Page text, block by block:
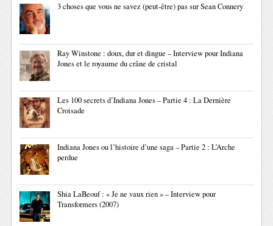
3 choses que vous ne savez (peut-être) pas sur Sean Connery
Ray Winstone : doux, dur et dingue – Interview pour Indiana
Jones et le royaume du crâne de cristal
Les 100 secrets d’Indiana Jones – Partie 4 : La Dernière
Croisade
Indiana Jones ou l’histoire d’une saga – Partie 2 : L’Arche
perdue
Shia LaBeouf : « Je ne vaux rien » – Interview pour
Transformers (2007)